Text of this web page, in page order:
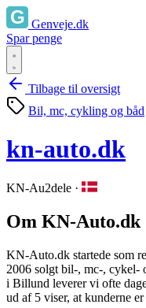
Genveje.dk
Spar penge
Tilbage til oversigt
Bil, mc, cykling og båd
kn-auto.dk
KN-Au2dele ·
Om KN-Auto.dk
KN-Auto.dk startede som
2006 solgt bil‑, mc‑,
i Billund leverer vi ofte
ud af 5 viser, at kunderne